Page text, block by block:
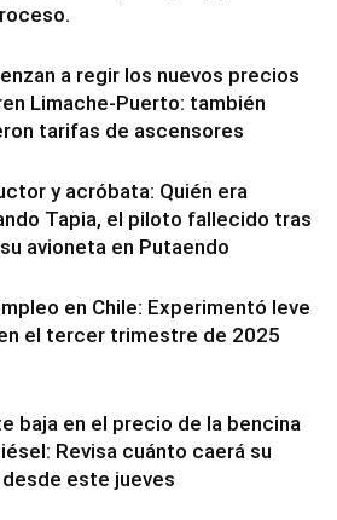
a regir los nuevos precios
Limache-Puerto: también
tarifas de ascensores
y acróbata: Quién era
Tapia, el piloto fallecido tras
avioneta en Putaendo
en Chile: Experimentó leve
el tercer trimestre de 2025
baja en el precio de la bencina
Revisa cuánto caerá su
este jueves